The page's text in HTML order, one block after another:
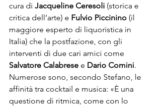
cura di Jacqueline Ceresoli (storica e
critica dell’arte) e Fulvio Piccinino (il
maggiore esperto di liquoristica in
Italia) che la postfazione, con gli
interventi di due cari amici come
Salvatore Calabrese e Dario Comini.
Numerose sono, secondo Stefano, le
affinità tra cocktail e musica: «È una
questione di ritmica, come con lo